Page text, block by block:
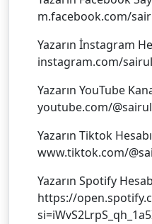
m.facebook.com/
Yazarın İnstagram
instagram.com/
Yazarın YouTube
youtube.com/
Yazarın Tiktok
www.tiktok.com/
Yazarın Spotify
https://